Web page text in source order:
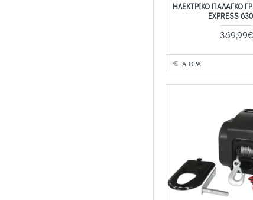
ΗΛΕΚΤΡΙΚΟ ΠΑΛΑΓΚΟ
EXPRESS
369,99€
ΑΓΟΡΑ